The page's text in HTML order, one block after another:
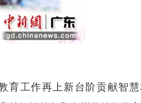
工作再上新台阶贡献智慧